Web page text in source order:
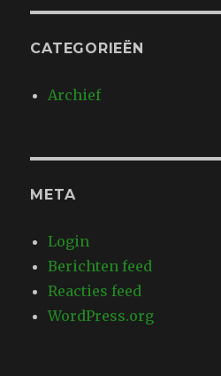
CATEGORIEËN
Archief
META
Login
Berichten feed
Reacties feed
WordPress.org